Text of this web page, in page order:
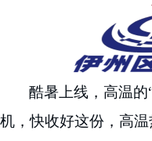
酷暑上线 ，高温的
机 ，快收好这份 ， 高